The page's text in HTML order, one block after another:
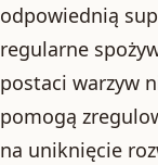
odpowiednią
regularne
postaci warzyw
pomogą
na uniknięcie